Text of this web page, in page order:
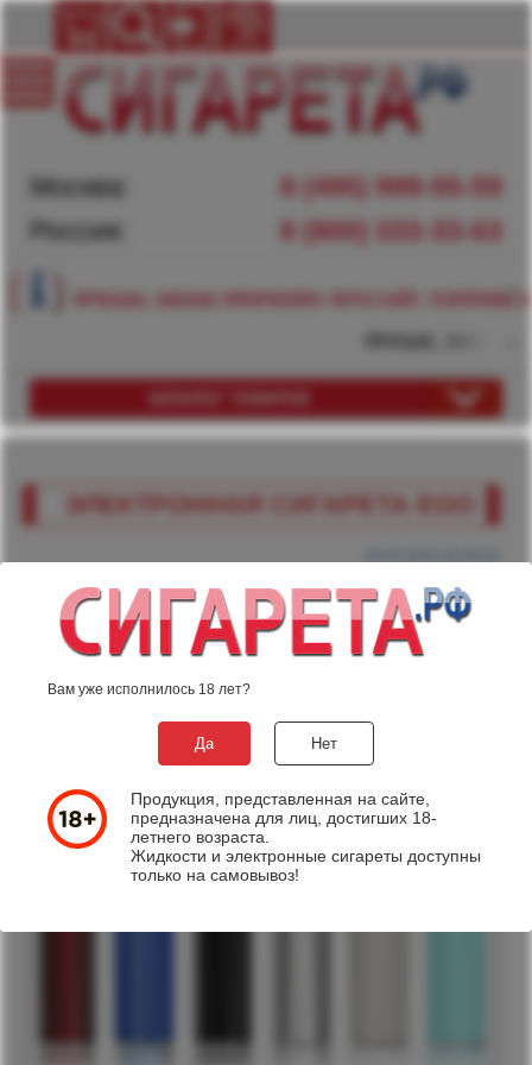
Вам уже исполнилось 18 лет?
Да Нет
Продукция, представленная на сайте,
предназначена для лиц, достигших 18-
летнего возраста.
Жидкости и электронные сигареты доступны
только на самовывоз!
Москва:
Россия:
8 (495) 999-55-59
8 (800) 333-33-63
ПРОСЬБА, ЗАКАЗЫ ОФОРМЛЯТЬ ЧЕРЕЗ САЙТ, ТЕЛЕФОНЫ
КАТАЛОГ ТОВАРОВ
ЭЛЕКТРОННАЯ СИГАРЕТА EGO
Электронная сигарета eGo
Популярная модель eGo ONE теперь выпускается в 6 ярких
цветах!
Вишневый, синий, черный, стальной, белый и мятный.